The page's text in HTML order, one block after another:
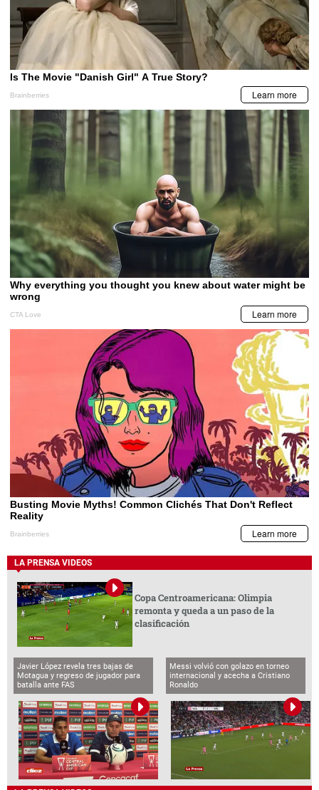
LA PRENSA VIDEOS
Copa Centroamericana: Olimpia
remonta y queda a un paso de la
clasificación
Javier López revela tres bajas de
Motagua y regreso de jugador para
batalla ante FAS
Messi volvió con golazo en torneo
internacional y acecha a Cristiano
Ronaldo